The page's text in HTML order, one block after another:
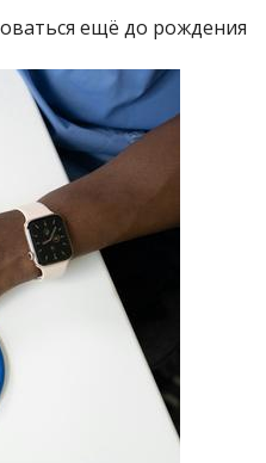
ещё до рождения